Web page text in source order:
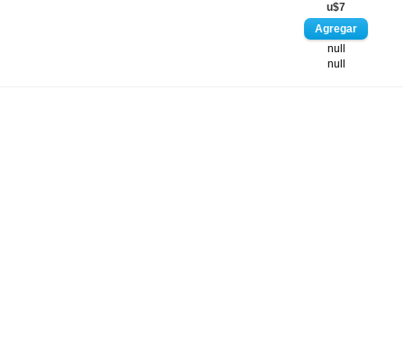
u$7
null
null